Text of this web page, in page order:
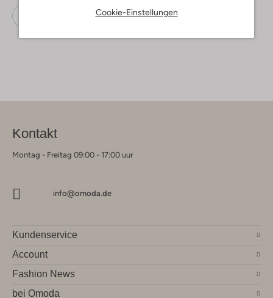
Cookie-Einstellungen
Gabor
Kontakt
Montag - Freitag 09:00 - 17:00 uur
info@omoda.de
Kundenservice
Account
Fashion News
bei Omoda